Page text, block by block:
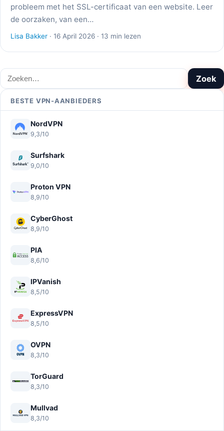
probleem met het SSL-certificaat van een website. Leer
de oorzaken, van een…
Lisa Bakker · 16 April 2026 · 13 min lezen
Zoeken Zoek
BESTE VPN-AANBIEDERS
NordVPN
9,3/10
Surfshark
9,0/10
Proton VPN
8,9/10
CyberGhost
8,9/10
PIA
8,6/10
IPVanish
8,5/10
ExpressVPN
8,5/10
OVPN
8,3/10
TorGuard
8,3/10
Mullvad
8,3/10